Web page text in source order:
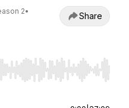
2•
Share
seek, Home/End to jump